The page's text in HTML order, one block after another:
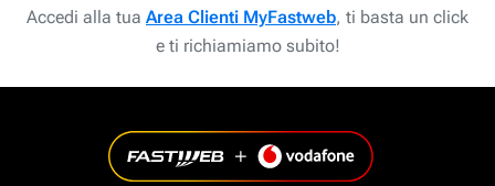
Accedi alla tua Area Clienti MyFastweb, ti basta un click
e ti richiamiamo subito!